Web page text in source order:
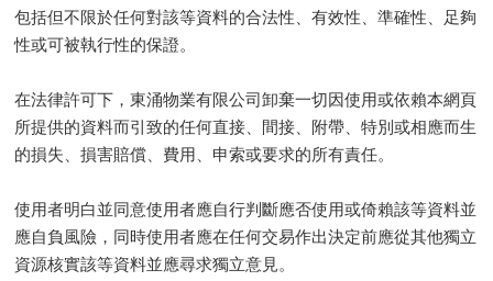
包括但不限於任何對該等資料的合法性、有效性、準確性、足夠
性或可被執行性的保證。
在法律許可下，東涌物業有限公司卸棄一切因使用或依賴本網頁
所提供的資料而引致的任何直接、間接、附帶、特別或相應而生
的損失、損害賠償、費用、申索或要求的所有責任。
使用者明白並同意使用者應自行判斷應否使用或倚賴該等資料並
應自負風險，同時使用者應在任何交易作出決定前應從其他獨立
資源核實該等資料並應尋求獨立意見。